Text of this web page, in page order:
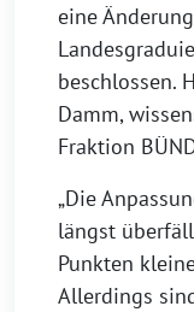
eine
beschlossen.
Damm,
Fraktion
„Die
längst
Punkten
Allerdings